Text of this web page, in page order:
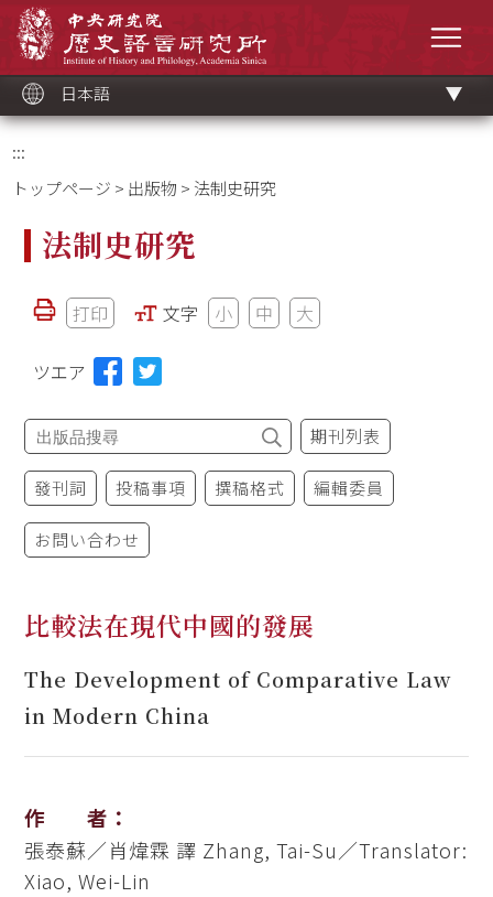
ッ
ク
日本語
:::
トップページ > 出版物 > 法制史研究
法制史研究
打印 文字 小 中 大
ツエア
期刊列表
發刊詞 投稿事項 撰稿格式 編輯委員
お問い合わせ
比較法在現代中國的發展
The Development of Comparative Law
in Modern China
作 者：
張泰蘇／肖煒霖 譯 Zhang, Tai-Su／Translator:
Xiao, Wei-Lin